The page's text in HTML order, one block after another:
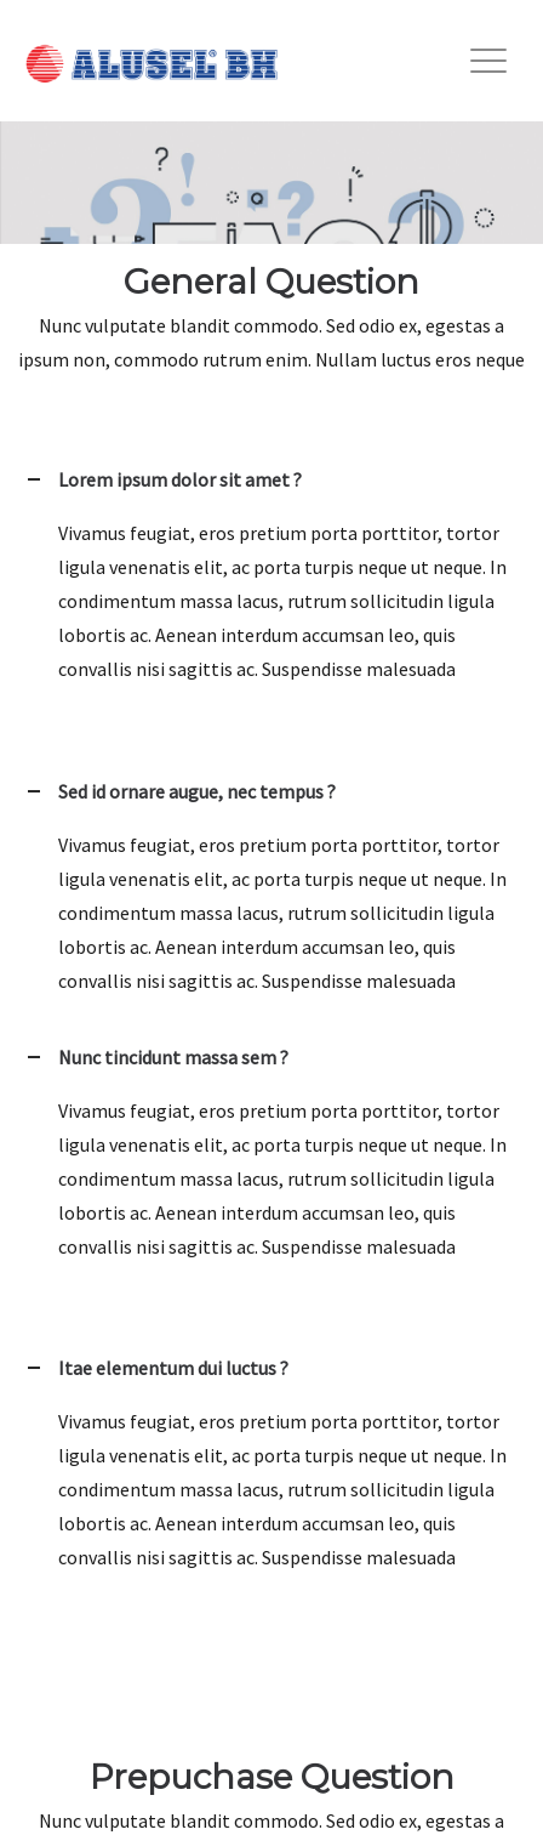
General Question
Nunc vulputate blandit commodo. Sed odio ex, egestas a
ipsum non, commodo rutrum enim. Nullam luctus eros neque
Lorem ipsum dolor sit amet ?
Vivamus feugiat, eros pretium porta porttitor, tortor
ligula venenatis elit, ac porta turpis neque ut neque. In
condimentum massa lacus, rutrum sollicitudin ligula
lobortis ac. Aenean interdum accumsan leo, quis
convallis nisi sagittis ac. Suspendisse malesuada
Sed id ornare augue, nec tempus ?
Vivamus feugiat, eros pretium porta porttitor, tortor
ligula venenatis elit, ac porta turpis neque ut neque. In
condimentum massa lacus, rutrum sollicitudin ligula
lobortis ac. Aenean interdum accumsan leo, quis
convallis nisi sagittis ac. Suspendisse malesuada
Nunc tincidunt massa sem ?
Vivamus feugiat, eros pretium porta porttitor, tortor
ligula venenatis elit, ac porta turpis neque ut neque. In
condimentum massa lacus, rutrum sollicitudin ligula
lobortis ac. Aenean interdum accumsan leo, quis
convallis nisi sagittis ac. Suspendisse malesuada
Itae elementum dui luctus ?
Vivamus feugiat, eros pretium porta porttitor, tortor
ligula venenatis elit, ac porta turpis neque ut neque. In
condimentum massa lacus, rutrum sollicitudin ligula
lobortis ac. Aenean interdum accumsan leo, quis
convallis nisi sagittis ac. Suspendisse malesuada
Prepuchase Question
Nunc vulputate blandit commodo. Sed odio ex, egestas a